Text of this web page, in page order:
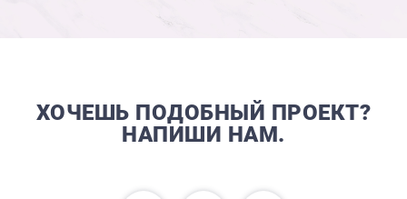
ХОЧЕШЬ ПОДОБНЫЙ ПРОЕКТ?
НАПИШИ НАМ.